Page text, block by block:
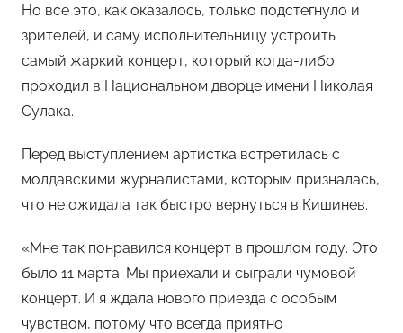
Но все это, как оказалось, только подстегнуло и
зрителей, и саму исполнительницу устроить
самый жаркий концерт, который когда-либо
проходил в Национальном дворце имени Николая
Сулака.
Перед выступлением артистка встретилась с
молдавскими журналистами, которым призналась,
что не ожидала так быстро вернуться в Кишинев.
«Мне так понравился концерт в прошлом году. Это
было 11 марта. Мы приехали и сыграли чумовой
концерт. И я ждала нового приезда с особым
чувством, потому что всегда приятно